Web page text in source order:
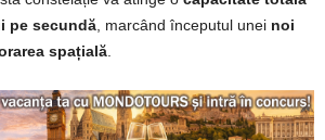
pe secundă , marcând începutul unei noi
spațială